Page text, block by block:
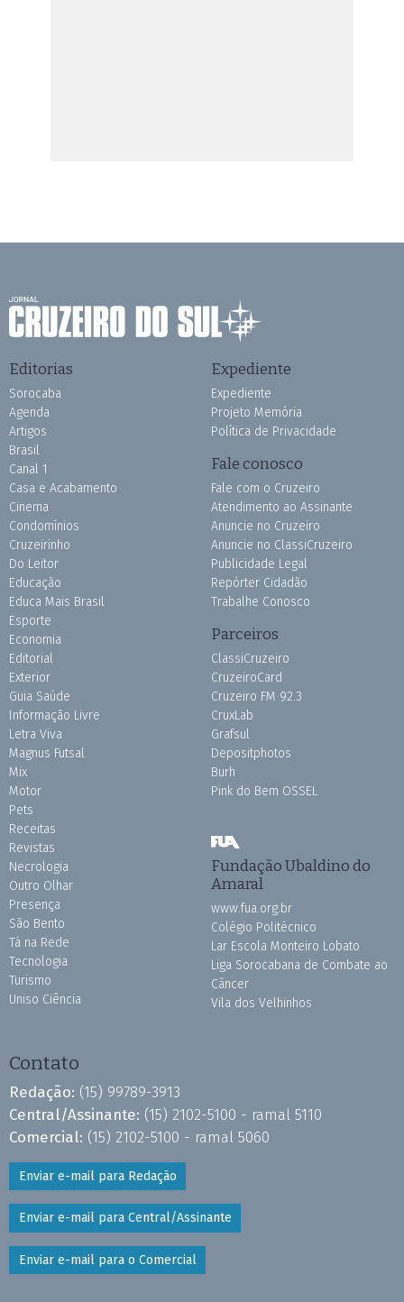
Editorias
Sorocaba
Agenda
Artigos
Brasil
Canal 1
Casa e Acabamento
Cinema
Condomínios
Cruzeirinho
Do Leitor
Educação
Educa Mais Brasil
Esporte
Economia
Editorial
Exterior
Guia Saúde
Informação Livre
Letra Viva
Magnus Futsal
Mix
Motor
Pets
Receitas
Revistas
Necrologia
Outro Olhar
Presença
São Bento
Tá na Rede
Tecnologia
Turismo
Uniso Ciência
Expediente
Expediente
Projeto Memória
Política de Privacidade
Fale conosco
Fale com o Cruzeiro
Atendimento ao Assinante
Anuncie no Cruzeiro
Anuncie no ClassiCruzeiro
Publicidade Legal
Repórter Cidadão
Trabalhe Conosco
Parceiros
ClassiCruzeiro
CruzeiroCard
Cruzeiro FM 92.3
CruxLab
Grafsul
Depositphotos
Burh
Pink do Bem OSSEL
Fundação Ubaldino do
Amaral
www.fua.org.br
Colégio Politécnico
Lar Escola Monteiro Lobato
Liga Sorocabana de Combate ao
Câncer
Vila dos Velhinhos
Contato
Redação: (15) 99789-3913
Central/Assinante: (15) 2102-5100 - ramal 5110
Comercial: (15) 2102-5100 - ramal 5060
Enviar e-mail para Redação
Enviar e-mail para Central/Assinante
Enviar e-mail para o Comercial